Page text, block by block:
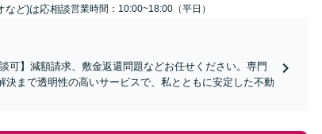
など)は応相談営業時間：10:00~18:00（平日）
可】減額請求、敷金返還問題などお任せください。専門
まで透明性の高いサービスで、私とともに安定した不動